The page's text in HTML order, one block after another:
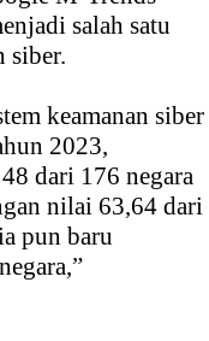
salah satu
siber.
keamanan siber
2023,
dari 176 negara
nilai 63,64 dari
pun baru